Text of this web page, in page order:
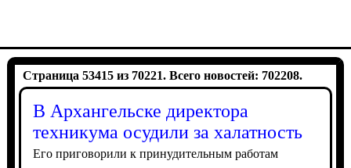
Страница 53415 из 70221. Всего новостей: 702208.
В Архангельске директора
техникума осудили за халатность
Его приговорили к принудительным работам